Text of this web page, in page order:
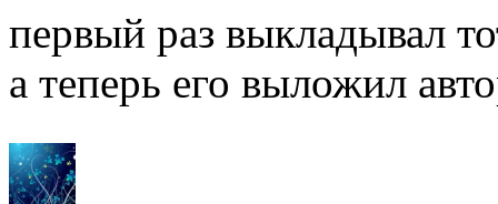
первый раз выкладывал
а теперь его выложил